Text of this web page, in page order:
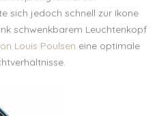
sich jedoch schnell zur Ikone
schwenkbarem Leuchtenkopf
Louis Poulsen eine optimale